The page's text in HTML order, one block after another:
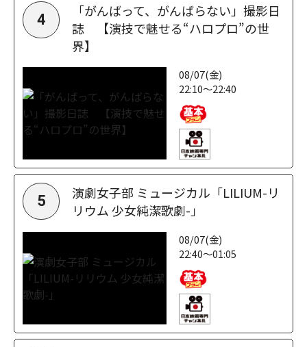
4
「がんばって、がんばらない」撮影日
誌 【演技で魅せる“ハロプロ”の世
界】
08/07(金)
22:10～22:40
5
演劇女子部 ミュージカル「LILIUM-リ
リウム 少女純潔歌劇-」
08/07(金)
22:40～01:05